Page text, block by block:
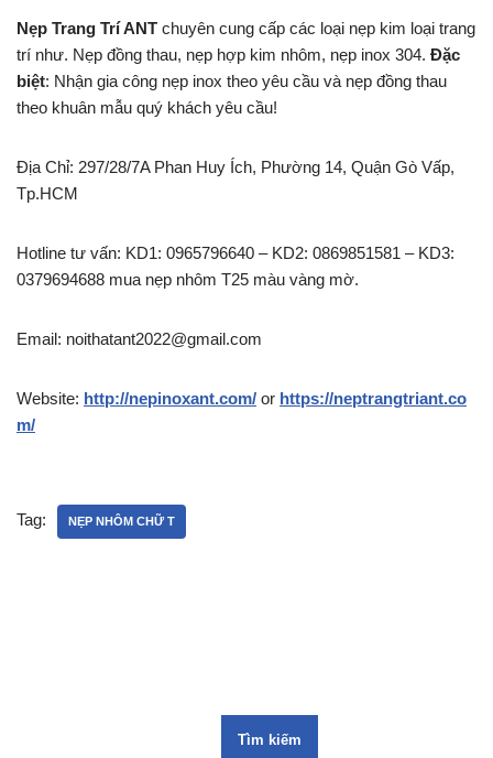
Nẹp Trang Trí ANT chuyên cung cấp các loại nẹp kim loại trang
trí như. Nẹp đồng thau, nẹp hợp kim nhôm, nẹp inox 304. Đặc
biệt: Nhận gia công nẹp inox theo yêu cầu và nẹp đồng thau
theo khuân mẫu quý khách yêu cầu!
Địa Chỉ: 297/28/7A Phan Huy Ích, Phường 14, Quận Gò Vấp,
Tp.HCM
Hotline tư vấn: KD1: 0965796640 – KD2: 0869851581 – KD3:
0379694688 mua nẹp nhôm T25 màu vàng mờ.
Email: noithatant2022@gmail.com
Website: http://nepinoxant.com/ or https://neptrangtriant.co
m/
Tag: NẸP NHÔM CHỮ T
Tìm kiếm